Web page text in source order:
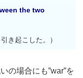
the two
き起こした。）
の場合にも”war”を